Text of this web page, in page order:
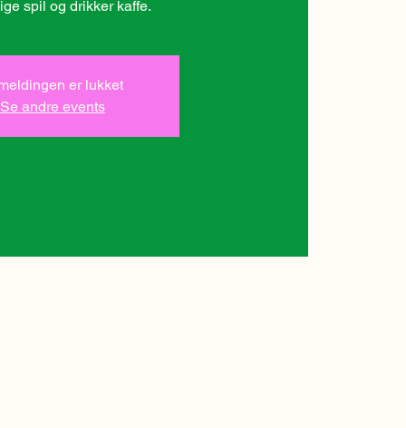
spil og drikker kaffe.
er lukket
Se andre events